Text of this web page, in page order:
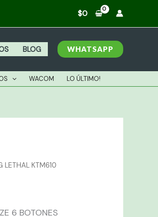
$0
BLOG WHATSAPP
WACOM LO ÚLTIMO!
LETHAL KTM610
6 BOTONES